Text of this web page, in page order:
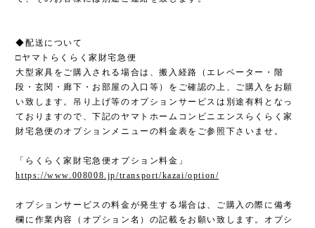
◆配送について
□ヤマトらくらく家財宅急便
大型家具をご購入される場合は、搬入経路（エレベーター・階
段・玄関・廊下・お部屋の入口等）をご確認の上、ご購入をお願
い致します。吊り上げ等のオプションサービスは別途有料となっ
ておりますので、下記のヤマトホームコンビニエンスらくらく家
財宅急便のオプションメニューの料金表をご参照下さいませ。
「らくらく家財宅急便オプション料金」
https://www.008008.jp/transport/kazai/option/
オプションサービスの料金が発生する場合は、ご購入の際に備考
欄に作業内容（オプション名）の記載をお願い致します。オプシ